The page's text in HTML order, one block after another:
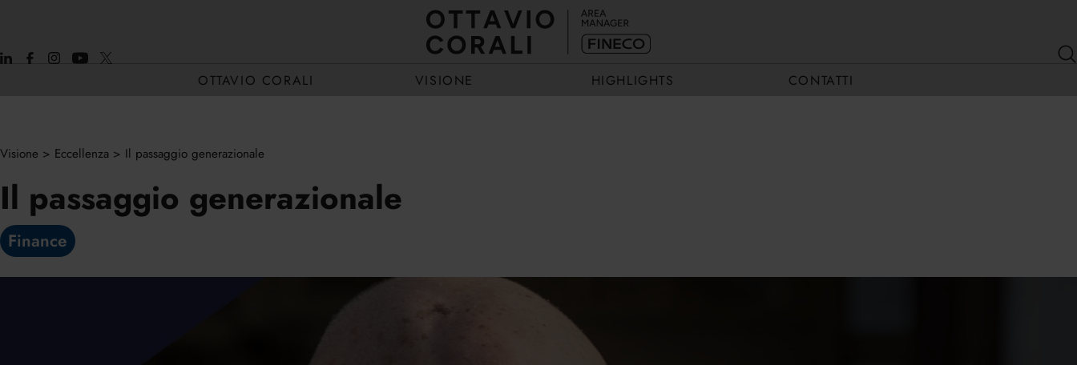
OTTAVIO CORALI VISIONE HIGHLIGHTS CONTATTI
Visione > Eccellenza > Il passaggio generazionale
Il passaggio generazionale
Finance